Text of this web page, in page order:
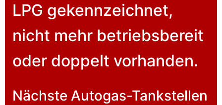
LPG gekennzeichnet,
nicht mehr betriebsbereit
oder doppelt vorhanden.
Nächste Autogas-Tankstellen